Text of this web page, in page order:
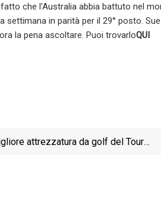
che l'Australia abbia battuto nel
settimana in parità per il 29° posto.
la pena ascoltare. Puoi trovarloQUI
attrezzatura da golf del Tour